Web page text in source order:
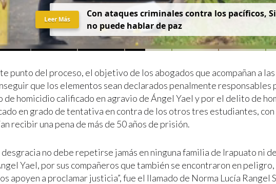
Con ataques criminales contra los pacíficos,
no puede hablar de paz
Leer Más
punto del proceso, el objetivo de los abogados que acompañan a
que los elementos sean declarados penalmente responsables
de homicidio calificado en agravio de Ángel Yael y por el delito de
en grado de tentativa en contra de los otros tres estudiantes, con
recibir una pena de más de 50 años de prisión.
desgracia no debe repetirse jamás en ninguna familia de Irapuato ni
Yael, por sus compañeros que también se encontraron en
apoyen a proclamar justicia”, fue el llamado de Norma Lucía Rangel